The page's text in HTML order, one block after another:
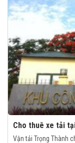
Cho thuê xe tải
Vận tải Trọng Thành